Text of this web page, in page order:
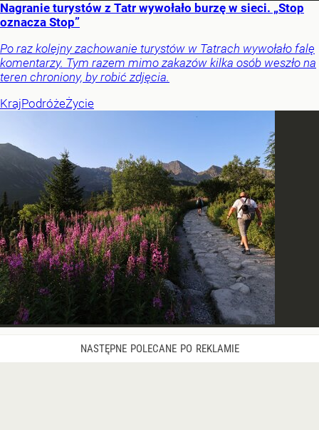
Nagranie turystów z Tatr wywołało burzę w sieci. „Stop
oznacza Stop”
Po raz kolejny zachowanie turystów w Tatrach wywołało falę
komentarzy. Tym razem mimo zakazów kilka osób weszło na
teren chroniony, by robić zdjęcia.
KrajPodróżeŻycie